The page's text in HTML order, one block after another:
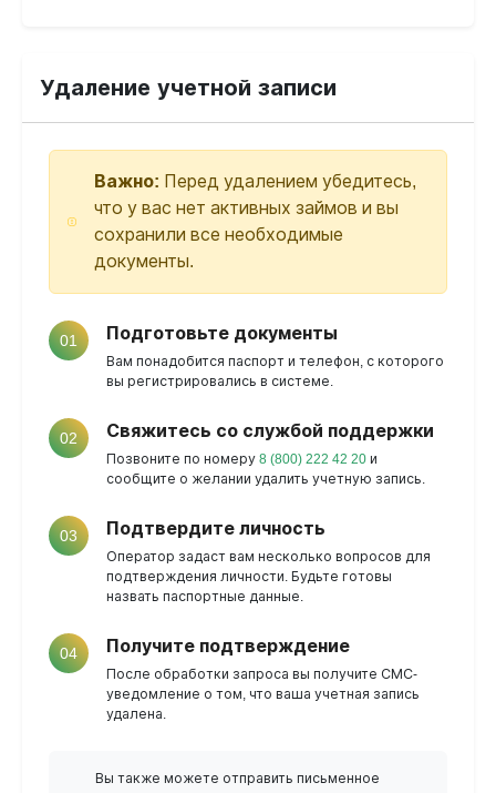
Удаление учетной записи
Важно: Перед удалением убедитесь,
что у вас нет активных займов и вы
сохранили все необходимые
документы.
01 Подготовьте документы
Вам понадобится паспорт и телефон, с которого
вы регистрировались в системе.
02 Свяжитесь со службой поддержки
Позвоните по номеру 8 (800) 222 42 20 и
сообщите о желании удалить учетную запись.
03 Подтвердите личность
Оператор задаст вам несколько вопросов для
подтверждения личности. Будьте готовы
назвать паспортные данные.
04 Получите подтверждение
После обработки запроса вы получите СМС-
уведомление о том, что ваша учетная запись
удалена.
Вы также можете отправить письменное